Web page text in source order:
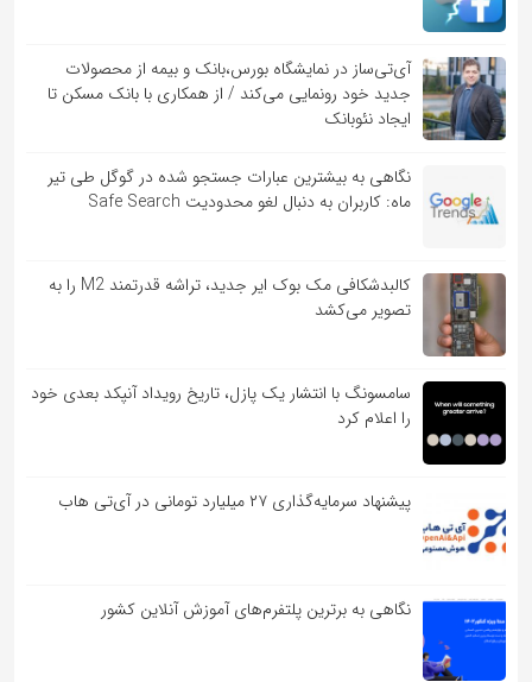
آی‌تی‌ساز در نمایشگاه بورس،بانک و بیمه از محصولات
جدید خود رونمایی می‌کند / از همکاری با بانک مسکن تا
ایجاد نئوبانک
نگاهی به بیشترین عبارات جستجو شده در گوگل طی تیر
ماه: کاربران به دنبال لغو محدودیت Safe Search
کالبدشکافی مک بوک ایر جدید، تراشه قدرتمند M2 را به
تصویر می‌کشد
سامسونگ با انتشار یک پازل، تاریخ رویداد آنپکد بعدی خود
را اعلام کرد
پیشنهاد سرمایه‌گذاری ۲۷ میلیارد تومانی در آی‌تی هاب
نگاهی به برترین پلتفرم‌های آموزش آنلاین کشور